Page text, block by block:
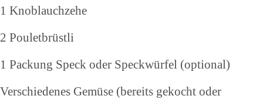
1 Knoblauchzehe
2 Pouletbrüstli
1 Packung Speck oder Speckwürfel (optional)
Verschiedenes Gemüse (bereits gekocht oder